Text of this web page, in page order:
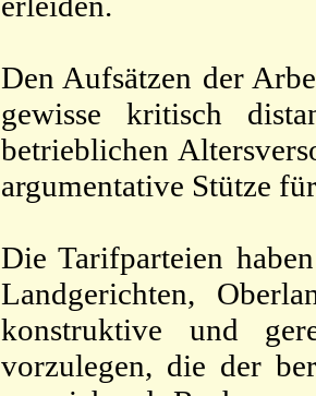
Den Aufsätzen der
gewisse kritisch
betrieblichen
argumentative Stütze
Die Tarifparteien
Landgerichten,
konstruktive und
vorzulegen, die der